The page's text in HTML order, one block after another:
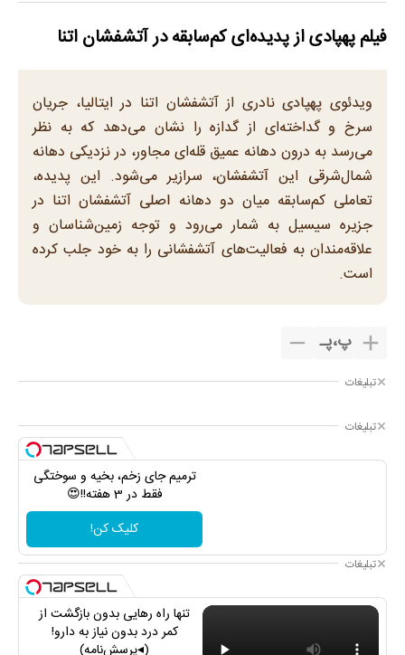
فیلم پهپادی از پدیده‌ای کم‌سابقه در آتشفشان اتنا
ویدئوی پهپادی نادری از آتشفشان اتنا در ایتالیا، جریان
سرخ و گداخته‌ای از گدازه را نشان می‌دهد که به نظر
می‌رسد به درون دهانه عمیق قله‌ای مجاور، در نزدیکی دهانه
شمال‌شرقی این آتشفشان، سرازیر می‌شود. این پدیده،
تعاملی کم‌سابقه میان دو دهانه اصلی آتشفشان اتنا در
جزیره سیسیل به شمار می‌رود و توجه زمین‌شناسان و
علاقه‌مندان به فعالیت‌های آتشفشانی را به خود جلب کرده
است.
پ،پـ
تبلیغات
تبلیغات
ترمیم جای زخم، بخیه و سوختگی
فقط در 3 هفته!!😍
کلیک کن!
تبلیغات
تنها راه رهایی بدون بازگشت از
کمر درد بدون نیاز به دارو!
(◂پرسش‌نامه)